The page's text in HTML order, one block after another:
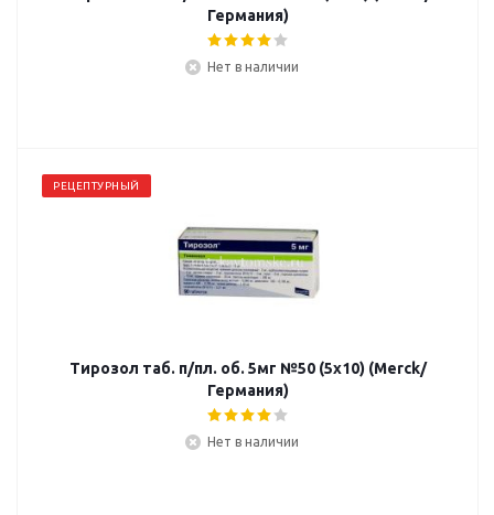
Германия)
Нет в наличии
РЕЦЕПТУРНЫЙ
Тирозол таб. п/пл. об. 5мг №50 (5х10) (Merck/
Германия)
Нет в наличии